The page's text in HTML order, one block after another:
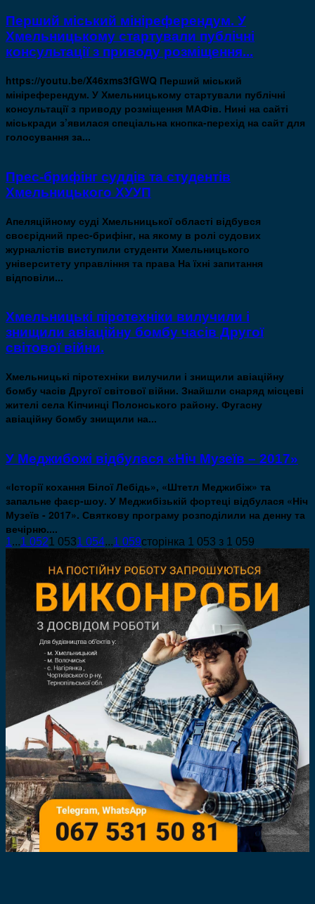
Перший міський мініреферендум. У
Хмельницькому стартували публічні
консультації з приводу розміщення...
https://youtu.be/X46xms3fGWQ Перший міський
мініреферендум. У Хмельницькому стартували публічні
консультації з приводу розміщення МАФів. Нині на сайті
міськради з’явилася спеціальна кнопка-перехід на сайт для
голосування за...
Прес-брифінг суддів та студентів
Хмельницького ХУУП
Апеляційному суді Хмельницької області відбувся
своєрідний прес-брифінг, на якому в ролі судових
журналістів виступили студенти Хмельницького
університету управління та права На їхні запитання
відповіли...
Хмельницькі піротехніки вилучили і
знищили авіаційну бомбу часів Другої
світової війни.
Хмельницькі піротехніки вилучили і знищили авіаційну
бомбу часів Другої світової війни. Знайшли снаряд місцеві
жителі села Кіпчинці Полонського району. Фугасну
авіаційну бомбу знищили на...
У Меджибожі відбулася «Ніч Музеїв – 2017»
«Історії кохання Білої Лебідь», «Штетл Меджибіж» та
запальне фаєр-шоу. У Меджибізькій фортеці відбулася «Ніч
Музеїв - 2017». Святкову програму розподілили на денну та
вечірню....
1...1 0521 0531 054...1 059сторінка 1 053 з 1 059